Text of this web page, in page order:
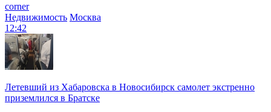
corner
Недвижимость Москва
12:42
Летевший из Хабаровска в Новосибирск самолет экстренно
приземлился в Братске